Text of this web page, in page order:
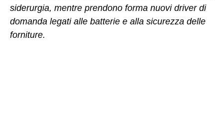
siderurgia, mentre prendono forma nuovi driver di
domanda legati alle batterie e alla sicurezza delle
forniture.